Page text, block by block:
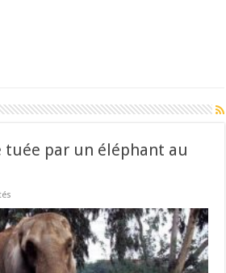
tuée par un éléphant au